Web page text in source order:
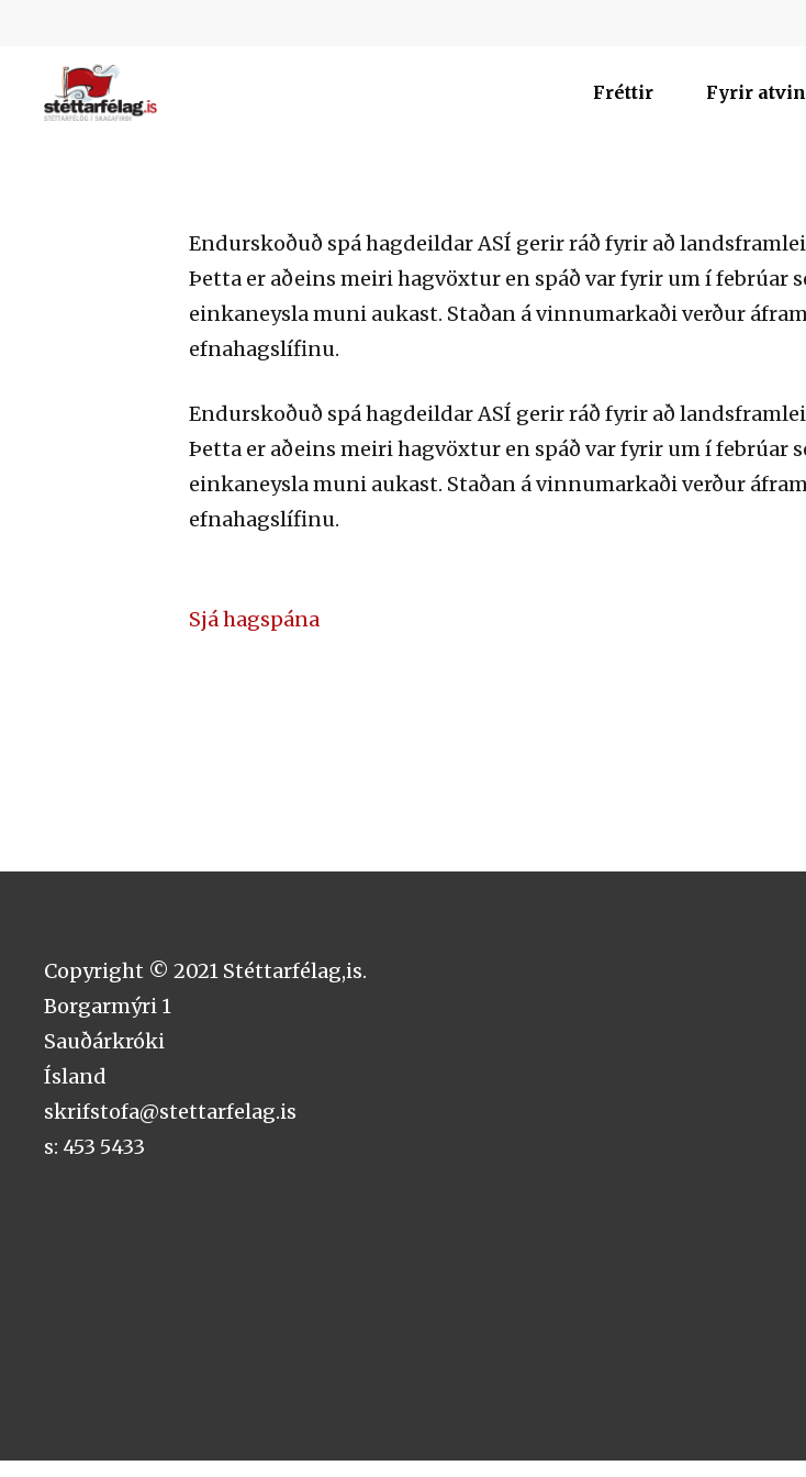
content
Fréttir Fyrir
Endurskoðuð spá hagdeildar ASÍ gerir ráð fyrir að
Þetta er aðeins meiri hagvöxtur en spáð var fyrir um í febrúar
einkaneysla muni aukast. Staðan á vinnumarkaði verður
efnahagslífinu.
Endurskoðuð spá hagdeildar ASÍ gerir ráð fyrir að
Þetta er aðeins meiri hagvöxtur en spáð var fyrir um í febrúar
einkaneysla muni aukast. Staðan á vinnumarkaði verður
efnahagslífinu.
Sjá hagspána
Copyright © 2021 Stéttarfélag,is.
Borgarmýri 1
Sauðárkróki
Ísland
skrifstofa@stettarfelag.is
s: 453 5433